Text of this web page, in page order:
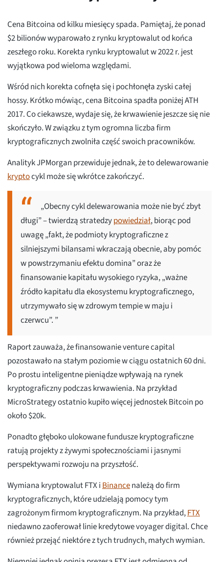
Cena Bitcoina od kilku miesięcy spada. Pamiętaj, że ponad
$2 bilionów wyparowało z rynku kryptowalut od końca
zeszłego roku. Korekta rynku kryptowalut w 2022 r. jest
wyjątkowa pod wieloma względami.
Wśród nich korekta cofnęła się i pochłonęła zyski całej
hossy. Krótko mówiąc, cena Bitcoina spadła poniżej ATH
2017. Co ciekawsze, wydaje się, że krwawienie jeszcze się nie
skończyło. W związku z tym ogromna liczba firm
kryptograficznych zwolniła część swoich pracowników.
Analityk JPMorgan przewiduje jednak, że to delewarowanie
kryptocykl może się wkrótce zakończyć.
„Obecny cykl delewarowania może nie być zbyt
długi” – twierdzą stratedzypowiedział, biorąc pod
uwagę „fakt, że podmioty kryptograficzne z
silniejszymi bilansami wkraczają obecnie, aby pomóc
w powstrzymaniu efektu domina” oraz że
finansowanie kapitału wysokiego ryzyka, „ważne
źródło kapitału dla ekosystemu kryptograficznego,
utrzymywało się w zdrowym tempie w maju i
czerwcu”. ”
Raport zauważa, że finansowanie venture capital
pozostawało na stałym poziomie w ciągu ostatnich 60 dni.
Po prostu inteligentne pieniądze wpływają na rynek
kryptograficzny podczas krwawienia. Na przykład
MicroStrategy ostatnio kupiło więcej jednostek Bitcoin po
około $20k.
Ponadto głęboko ulokowane fundusze kryptograficzne
ratują projekty z żywymi społecznościami i jasnymi
perspektywami rozwoju na przyszłość.
Wymiana kryptowalut FTX iBinancenależą do firm
kryptograficznych, które udzielają pomocy tym
zagrożonym firmom kryptograficznym. Na przykład,FTX
niedawno zaoferował linie kredytowe voyager digital. Chce
również przejąć niektóre z tych trudnych, małych wymian.